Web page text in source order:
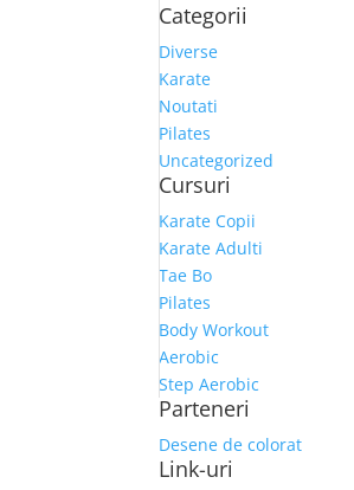
Categorii
Diverse
Karate
Noutati
Pilates
Uncategorized
Cursuri
Karate Copii
Karate Adulti
Tae Bo
Pilates
Body Workout
Aerobic
Step Aerobic
Parteneri
Desene de colorat
Link-uri